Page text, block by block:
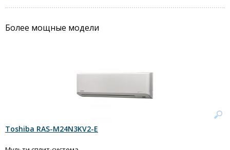
Более мощные модели
Toshiba RAS-M24N3KV2-E